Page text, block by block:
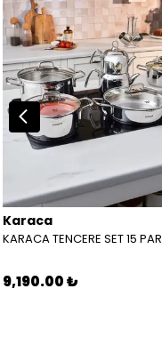
Karaca
9,190.00 ₺